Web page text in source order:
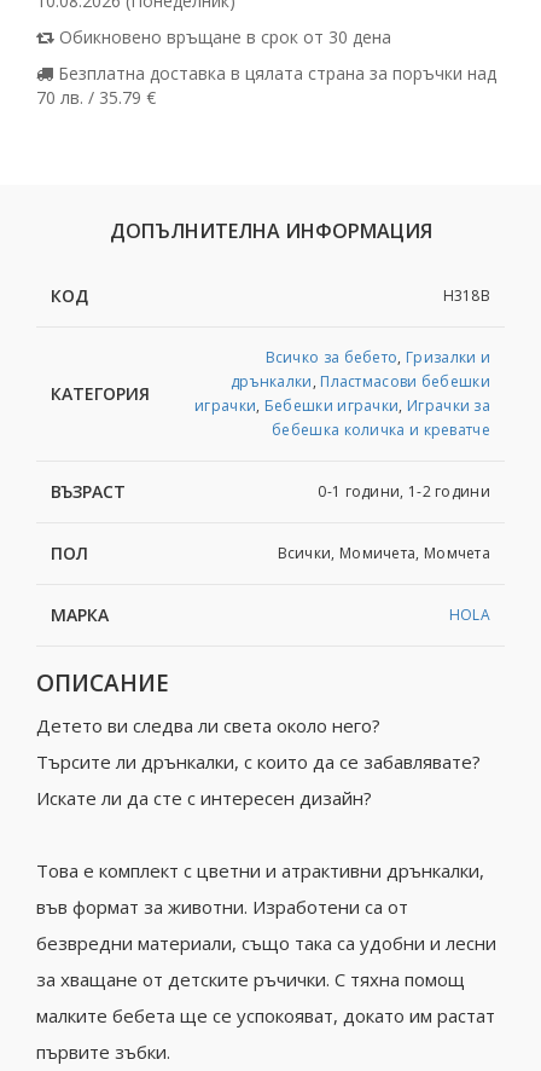
Обикновено връщане в срок от 30 дена
Безплатна доставка в цялата страна за поръчки над
70 лв. / 35.79 €
ДОПЪЛНИТЕЛНА ИНФОРМАЦИЯ
КОД H318B
КАТЕГОРИЯ
Всичко за бебето, Гризалки и
дрънкалки, Пластмасови бебешки
играчки, Бебешки играчки, Играчки за
бебешка количка и креватче
ВЪЗРАСТ 0-1 години, 1-2 години
ПОЛ Всички, Момичета, Момчета
МАРКА HOLA
ОПИСАНИЕ
Детето ви следва ли света около него?
Търсите ли дрънкалки, с които да се забавлявате?
Искате ли да сте с интересен дизайн?
Това е комплект с цветни и атрактивни дрънкалки,
във формат за животни. Изработени са от
безвредни материали, също така са удобни и лесни
за хващане от детските ръчички. С тяхна помощ
малките бебета ще се успокояват, докато им растат
първите зъбки.